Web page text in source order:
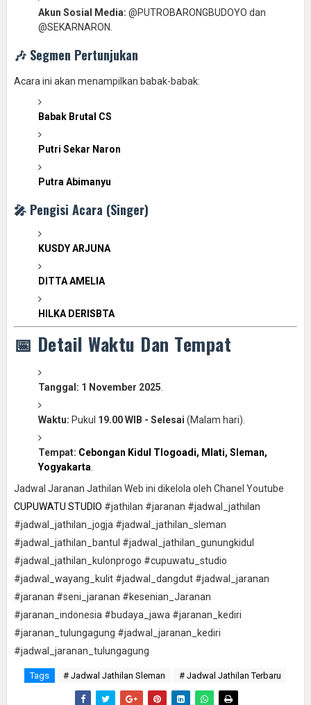
Akun Sosial Media: @PUTROBARONGBUDOYO dan
@SEKARNARON.
🎶 Segmen Pertunjukan
Acara ini akan menampilkan babak-babak:
Babak Brutal CS
Putri Sekar Naron
Putra Abimanyu
🎤 Pengisi Acara (Singer)
KUSDY ARJUNA
DITTA AMELIA
HILKA DERISBTA
📅 Detail Waktu Dan Tempat
Tanggal: 1 November 2025
Waktu: Pukul 19.00 WIB - Selesai (Malam hari).
Tempat: Cebongan Kidul Tlogoadi, Mlati, Sleman,
Yogyakarta
Jadwal Jaranan Jathilan Web ini dikelola oleh Chanel Youtube
CUPUWATU STUDIO #jathilan #jaranan #jadwal_jathilan
#jadwal_jathilan_jogja #jadwal_jathilan_sleman
#jadwal_jathilan_bantul #jadwal_jathilan_gunungkidul
#jadwal_jathilan_kulonprogo #cupuwatu_studio
#jadwal_wayang_kulit #jadwal_dangdut #jadwal_jaranan
#jaranan #seni_jaranan #kesenian_Jaranan
#jaranan_indonesia #budaya_jawa #jaranan_kediri
#jaranan_tulungagung #jadwal_jaranan_kediri
#jadwal_jaranan_tulungagung
Tags # Jadwal Jathilan Sleman # Jadwal Jathilan Terbaru